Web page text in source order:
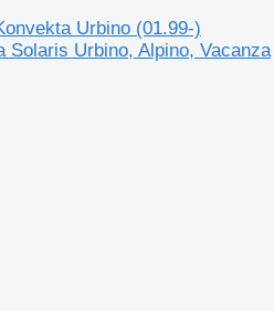
Urbino (01.99-)
Solaris Urbino, Alpino, Vacanza